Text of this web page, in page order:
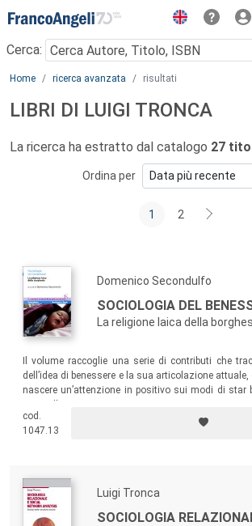
Menu
Cerca:
Main content
Home ricerca avanzata risultati
LIBRI DI LUIGI TRONCA
La ricerca ha estratto dal catalogo 27
Ordina per
1 2
Domenico Secondulfo
SOCIOLOGIA DEL
La religione laica della
Il volume raccoglie una serie di contributi che
dell’idea di benessere e la sua articolazione
nascere un’attenzione in positivo sui modi di star
cod.
1047.13
Luigi Tronca
SOCIOLOGIA